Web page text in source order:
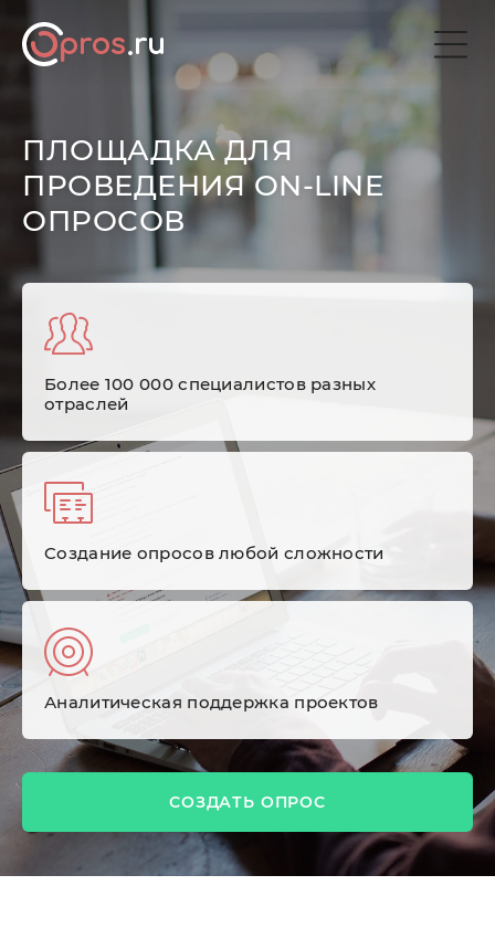
ПЛОЩАДКА ДЛЯ
ПРОВЕДЕНИЯ ON-LINE
ОПРОСОВ
Более 100 000 специалистов разных
отраслей
Cоздание опросов любой сложности
Аналитическая поддержка проектов
СОЗДАТЬ ОПРОС